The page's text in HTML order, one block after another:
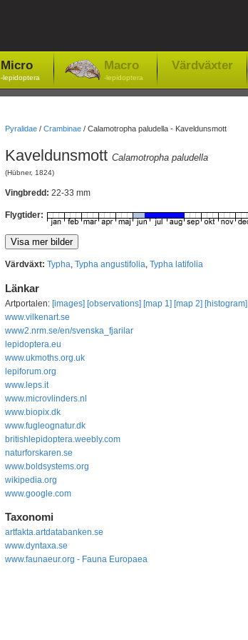
Micro
-lepidoptera
Macro
-lepidoptera
Värdväxter
Pyralidae/ Crambinae/ Calamotropha paludella - Kaveldunsmott
Kaveldunsmott Calamotropha paludella
(Hübner, 1824)
Vingbredd: 22-33 mm
Flygtider:
Värdväxt: Typha, Typha angustifolia, Typha latifolia
Länkar
Artportalen: [images] [observations] [map 1] [map 2] [histogram]
www.vilkenart.se
www2.nrm.se/en/svenska_fjarilar
lepidoptera.eu
www.ukmoths.org.uk
lepiforum.org
www.leps.it
www.microvlinders.nl
www.biopix.dk
www.fugleognatur.dk
britishlepidoptera.weebly.com
naturforskaren.se
www.boldsystems.org
wikipedia.org
www.google.com
Taxonomi
artfakta.artdatabanken.se
www.dyntaxa.se
www.faunaeur.org - Fauna Europaea